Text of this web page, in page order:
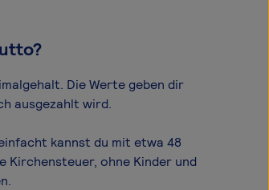
Die Werte geben dir
ausgezahlt wird.
kannst du mit etwa 48
Kirchensteuer, ohne Kinder und